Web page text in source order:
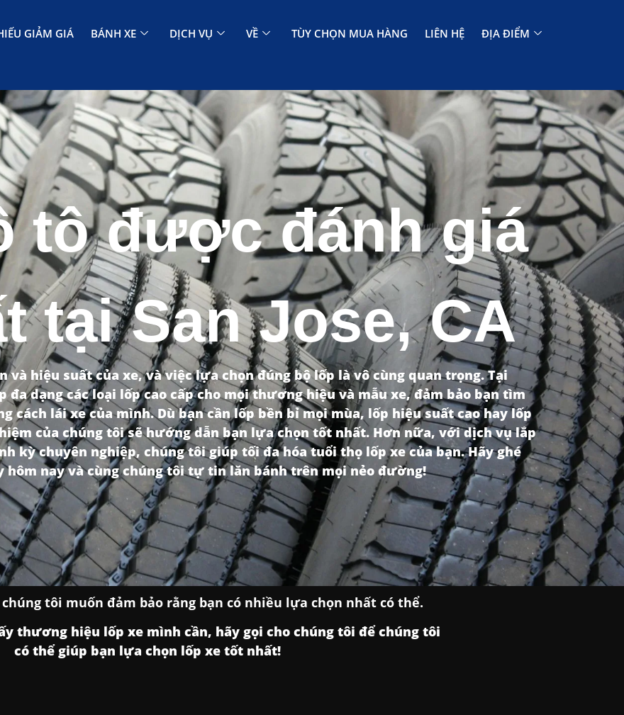
GIẢM GIÁ BÁNH XE DỊCH VỤ VỀ TÙY CHỌN MUA HÀNG LIÊN HỆ ĐỊA ĐIỂM
tô được đánh giá
tại San Jose, CA
và hiệu suất của xe, và việc lựa chọn đúng bộ lốp là vô cùng quan trọng. Tại
đa dạng các loại lốp cao cấp cho mọi thương hiệu và mẫu xe, đảm bảo bạn tìm
cách lái xe của mình. Dù bạn cần lốp bền bỉ mọi mùa, lốp hiệu suất cao hay lốp
của chúng tôi sẽ hướng dẫn bạn lựa chọn tốt nhất. Hơn nữa, với dịch vụ lắp
kỳ chuyên nghiệp, chúng tôi giúp tối đa hóa tuổi thọ lốp xe của bạn. Hãy ghé
hôm nay và cùng chúng tôi tự tin lăn bánh trên mọi nẻo đường!
chúng tôi muốn đảm bảo rằng bạn có nhiều lựa chọn nhất có thể.
thương hiệu lốp xe mình cần, hãy gọi cho chúng tôi để chúng tôi
có thể giúp bạn lựa chọn lốp xe tốt nhất!